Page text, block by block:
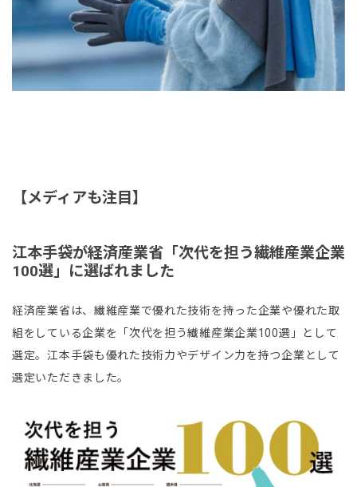
【メディアも注目】
江本手袋が経済産業省「次代を担う繊維産業企業
100選」に選ばれました
経済産業省は、繊維産業で優れた技術を持った企業や優れた取
組をしている企業を「次代を担う繊維産業企業100選」として
選定。江本手袋も優れた技術力やデザイン力を持つ企業として
選定いただきました。